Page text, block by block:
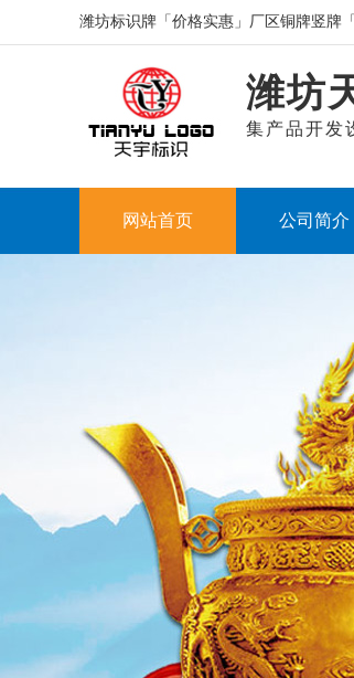
潍坊标识牌「价格实惠」厂区铜牌竖牌
潍坊
集产品开发
网站首页 公司简介